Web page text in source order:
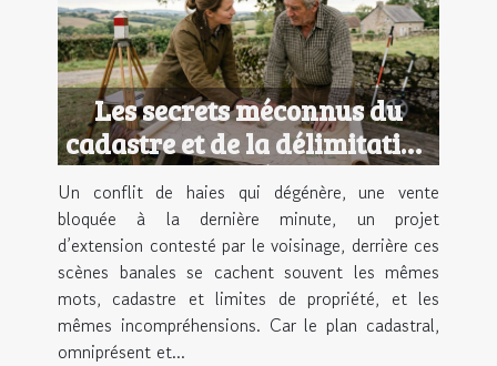
Les secrets méconnus du
cadastre et de la délimitation
foncière
Un conflit de haies qui dégénère, une vente
bloquée à la dernière minute, un projet
d’extension contesté par le voisinage, derrière ces
scènes banales se cachent souvent les mêmes
mots, cadastre et limites de propriété, et les
mêmes incompréhensions. Car le plan cadastral,
omniprésent et...